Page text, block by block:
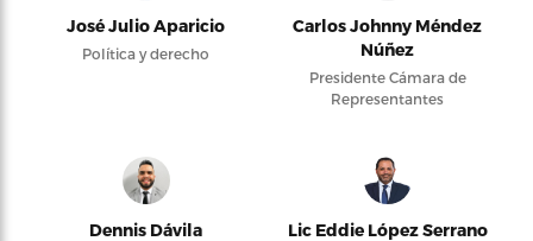
José Julio Aparicio
Política y derecho
Carlos Johnny Méndez
Núñez
Presidente Cámara de
Representantes
Dennis Dávila Lic Eddie López Serrano